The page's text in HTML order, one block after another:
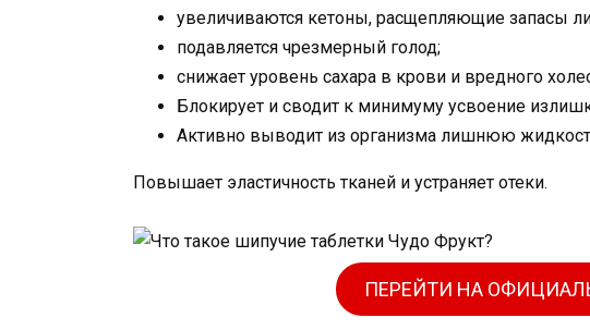
увеличиваются кетоны, расщепляющие запасы
подавляется чрезмерный голод;
снижает уровень сахара в крови и вредного
Блокирует и сводит к минимуму усвоение
Активно выводит из организма лишнюю
Повышает эластичность тканей и устраняет отеки.
ПЕРЕЙТИ НА